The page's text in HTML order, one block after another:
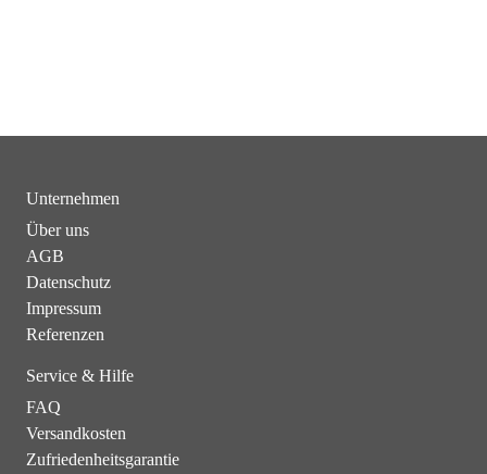
Unternehmen
Über uns
AGB
Datenschutz
Impressum
Referenzen
Service & Hilfe
FAQ
Versandkosten
Zufriedenheitsgarantie